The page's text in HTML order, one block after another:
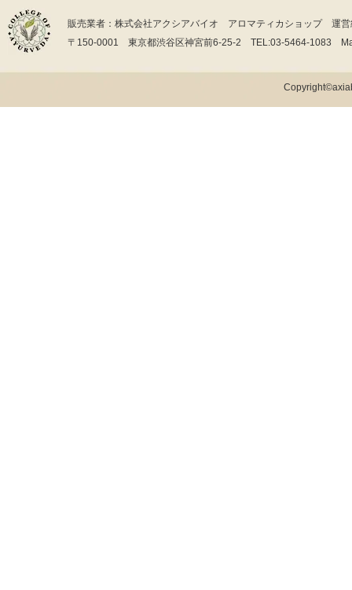
販売業者：株式会社アクシアバイオ アロマティカショップ 運営
〒150-0001 東京都渋谷区神宮前6-25-2 TEL:03-5464-1083